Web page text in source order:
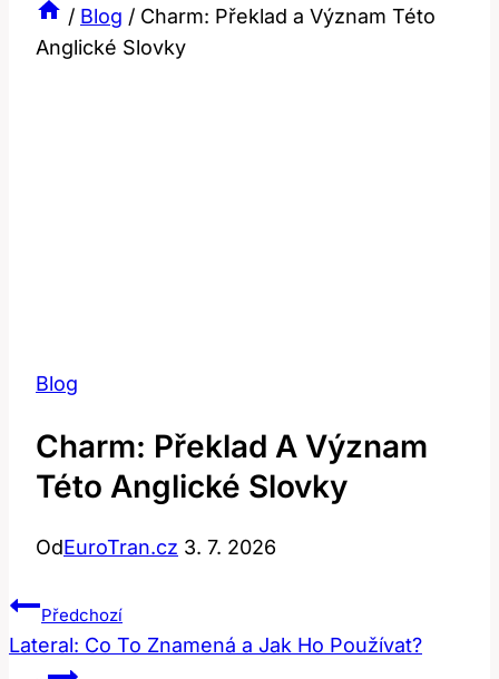
/ Blog / Charm: Překlad a Význam Této
Anglické Slovky
Blog
Charm: Překlad A Význam
Této Anglické Slovky
OdEuroTran.cz 3. 7. 2026
Navigace
Pro
Předchozí
Lateral: Co To Znamená a Jak Ho Používat?